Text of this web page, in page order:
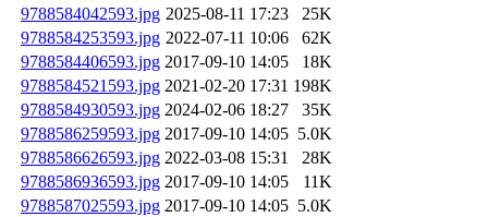
9788584042593.jpg 2025-08-11 17:23
25K
9788584253593.jpg 2022-07-11 10:06
62K
9788584406593.jpg 2017-09-10 14:05
18K
9788584521593.jpg 2021-02-20 17:31 198K
9788584930593.jpg 2024-02-06 18:27
35K
9788586259593.jpg 2017-09-10 14:05 5.0K
9788586626593.jpg 2022-03-08 15:31
28K
9788586936593.jpg 2017-09-10 14:05
11K
9788587025593.jpg 2017-09-10 14:05 5.0K